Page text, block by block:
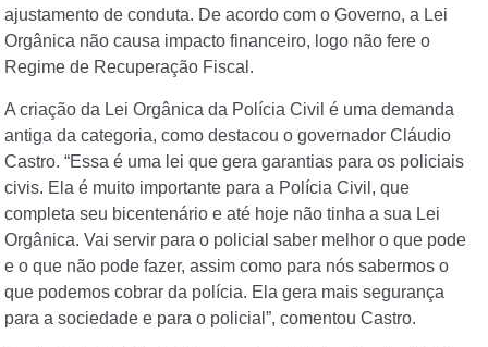
ajustamento de conduta. De acordo com o Governo, a Lei
Orgânica não causa impacto financeiro, logo não fere o
Regime de Recuperação Fiscal.
A criação da Lei Orgânica da Polícia Civil é uma demanda
antiga da categoria, como destacou o governador Cláudio
Castro. “Essa é uma lei que gera garantias para os policiais
civis. Ela é muito importante para a Polícia Civil, que
completa seu bicentenário e até hoje não tinha a sua Lei
Orgânica. Vai servir para o policial saber melhor o que pode
e o que não pode fazer, assim como para nós sabermos o
que podemos cobrar da polícia. Ela gera mais segurança
para a sociedade e para o policial”, comentou Castro.